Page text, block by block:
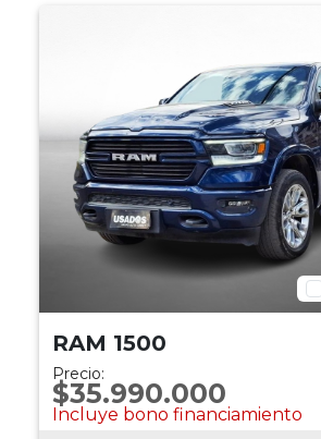
RAM 1500
Precio:
$35.990.000
Incluye bono financiamiento